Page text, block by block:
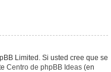
Limited. Si usted cree que se
Centro de phpBB Ideas (en